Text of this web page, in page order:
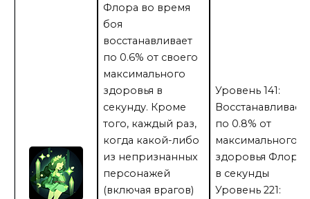
Флора во время
боя
восстанавливает
по 0.6% от своего
максимального
здоровья в
секунду. Кроме
того, каждый раз,
когда какой-либо
из непризнанных
персонажей
(включая врагов)
Уровень 141:
Восстанавливает
по 0.8% от
максимального
здоровья Флоры
в секунды
Уровень 221: